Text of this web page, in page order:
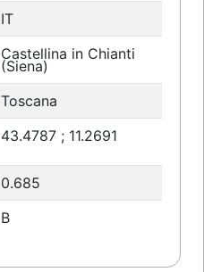
IT
Castellina in Chianti
(Siena)
Toscana
43.4787 ; 11.2691
0.685
B